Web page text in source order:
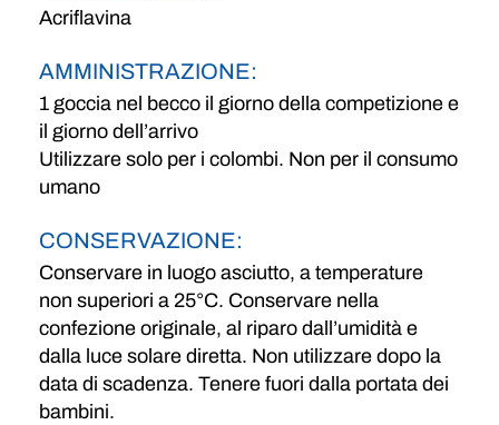
Acriflavina
AMMINISTRAZIONE:
1 goccia nel becco il giorno della competizione e
il giorno dell’arrivo
Utilizzare solo per i colombi. Non per il consumo
umano
CONSERVAZIONE:
Conservare in luogo asciutto, a temperature
non superiori a 25°C. Conservare nella
confezione originale, al riparo dall’umidità e
dalla luce solare diretta. Non utilizzare dopo la
data di scadenza. Tenere fuori dalla portata dei
bambini.